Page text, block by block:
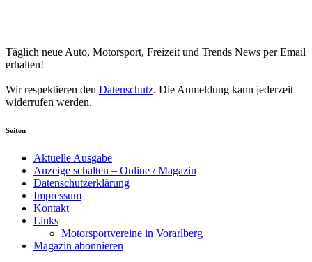
Täglich neue Auto, Motorsport, Freizeit und Trends News per Email
erhalten!
Wir respektieren den Datenschutz. Die Anmeldung kann jederzeit
widerrufen werden.
Seiten
Aktuelle Ausgabe
Anzeige schalten – Online / Magazin
Datenschutzerklärung
Impressum
Kontakt
Links
Motorsportvereine in Vorarlberg
Magazin abonnieren